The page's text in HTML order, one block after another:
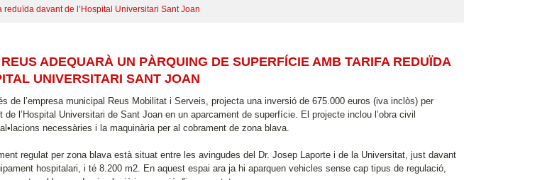
davant de l’Hospital Universitari Sant Joan
ADEQUARÀ UN PÀRQUING DE SUPERFÍCIE AMB TARIFA REDUÏDA
UNIVERSITARI SANT JOAN
de l’empresa municipal Reus Mobilitat i Serveis, projecta una inversió de 675.000 euros (iva inclòs) per
l’Hospital Universitari de Sant Joan en un aparcament de superfície. El projecte inclou l’obra civil
necessàries i la maquinària per al cobrament de zona blava.
regulat per zona blava està situat entre les avingudes del Dr. Josep Laporte i de la Universitat, just davant
hospitalari, i té 8.200 m2. En aquest espai ara ja hi aparquen vehicles sense cap tipus de regulació,